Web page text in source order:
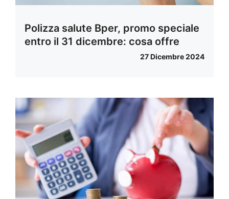
Polizza salute Bper, promo speciale
entro il 31 dicembre: cosa offre
27 Dicembre 2024